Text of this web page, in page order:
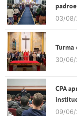
03/08/
Turma
30/06/
CPA
09/06/